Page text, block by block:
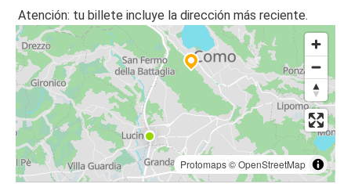
Atención: tu billete incluye la dirección más reciente.
Protomaps©OpenStreetMap